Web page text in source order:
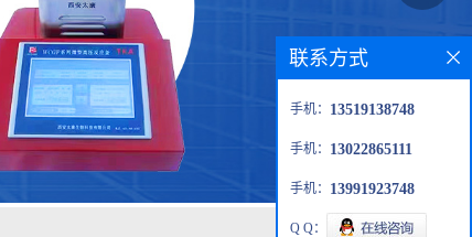
联系方式
手机： 13519138748
手机： 13022865111
手机： 13991923748
Q Q：